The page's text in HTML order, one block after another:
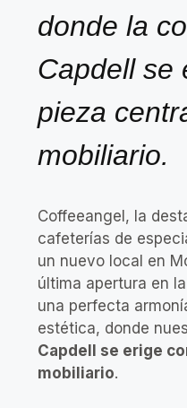
donde la
Capdell se
pieza
mobiliario.
Coffeeangel, la
cafeterías de
un nuevo local en
última apertura en
una perfecta
estética, donde
Capdell se erige
mobiliario.